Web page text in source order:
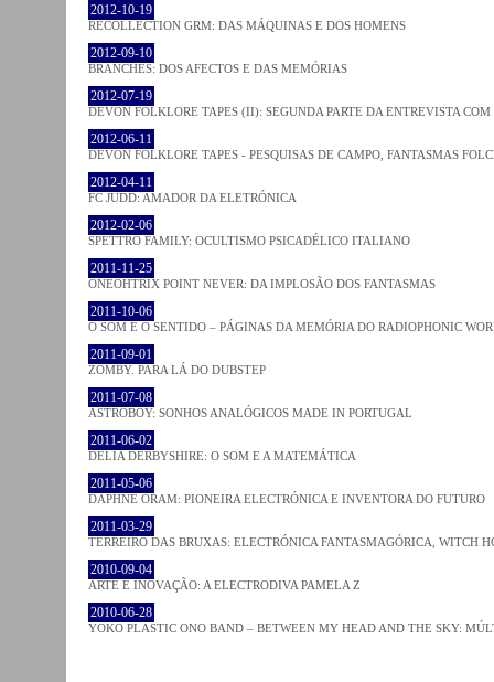
2012-10-19
RECOLLECTION GRM: DAS MÁQUINAS E DOS HOMENS
2012-09-10
BRANCHES: DOS AFECTOS E DAS MEMÓRIAS
2012-07-19
DEVON FOLKLORE TAPES (II): SEGUNDA PARTE DA ENTREVISTA
2012-06-11
DEVON FOLKLORE TAPES - PESQUISAS DE CAMPO, FANTASMAS
2012-04-11
FC JUDD: AMADOR DA ELETRÓNICA
2012-02-06
SPETTRO FAMILY: OCULTISMO PSICADÉLICO ITALIANO
2011-11-25
ONEOHTRIX POINT NEVER: DA IMPLOSÃO DOS FANTASMAS
2011-10-06
O SOM E O SENTIDO – PÁGINAS DA MEMÓRIA DO RADIOPHONIC
2011-09-01
ZOMBY. PARA LÁ DO DUBSTEP
2011-07-08
ASTROBOY: SONHOS ANALÓGICOS MADE IN PORTUGAL
2011-06-02
DELIA DERBYSHIRE: O SOM E A MATEMÁTICA
2011-05-06
DAPHNE ORAM: PIONEIRA ELECTRÓNICA E INVENTORA DO FUTURO
2011-03-29
TERREIRO DAS BRUXAS: ELECTRÓNICA FANTASMAGÓRICA, WITCH
2010-09-04
ARTE E INOVAÇÃO: A ELECTRODIVA PAMELA Z
2010-06-28
YOKO PLASTIC ONO BAND – BETWEEN MY HEAD AND THE SKY: